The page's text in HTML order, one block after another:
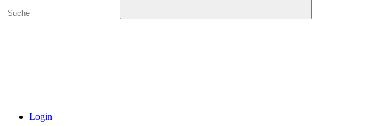
Login